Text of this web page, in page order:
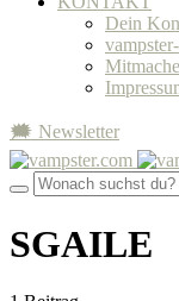
Dein
🗯 Newsletter
SGAILE